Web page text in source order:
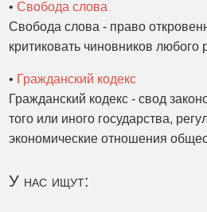
•Свобода слова
Свобода слова - право
критиковать чиновников любого
• Гражданский кодекс
Гражданский кодекс - свод
того или иного государства,
экономические отношения
У нас ищут: